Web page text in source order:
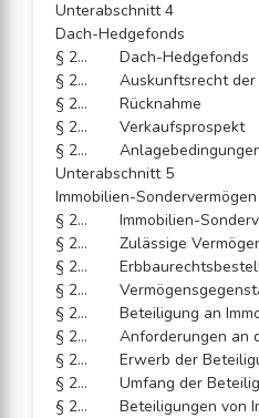
Unterabschnitt 4
Dach-Hedgefonds
§ 225
Dach-Hedgefonds
§ 226
Auskunftsrecht
§ 227
Rücknahme
§ 228
Verkaufsprospekt
§ 229
Unterabschnitt 5
Immobilien-Sondervermögen
§ 230
Immobilien-
§ 231
§ 232
§ 233
§ 234
Beteiligung an
§ 235
§ 236
§ 237
Umfang der
§ 238